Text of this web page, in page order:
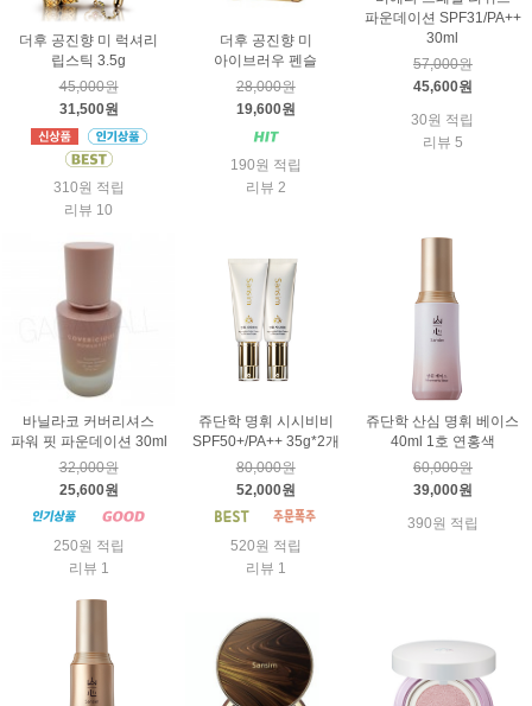
더후 공진향 미 럭셔리
립스틱 3.5g
45,000원
31,500원
310원 적립
리뷰 10
더후 공진향 미
아이브러우 펜슬
28,000원
19,600원
190원 적립
리뷰 2
파운데이션 SPF31/PA++
30ml
57,000원
45,600원
30원 적립
리뷰 5
바닐라코 커버리셔스
파워 핏 파운데이션 30ml
32,000원
25,600원
250원 적립
리뷰 1
쥬단학 명휘 시시비비
SPF50+/PA++ 35g*2개
80,000원
52,000원
520원 적립
리뷰 1
쥬단학 산심 명휘 베이스
40ml 1호 연홍색
60,000원
39,000원
390원 적립